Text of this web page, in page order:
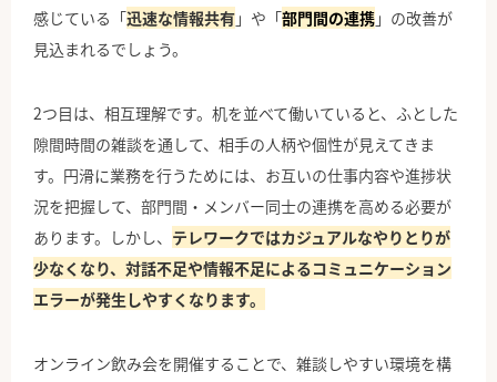
感じている「迅速な情報共有 」や「部門間の連携 」の改善が
見込まれるでしょう。
2つ目は、相互理解です。机を並べて働いていると、ふとした
隙間時間の雑談を通して、相手の人柄や個性が見えてきま
す。円滑に業務を行うためには、お互いの仕事内容や進捗状
況を把握して、部門間・メンバー同士の連携を高める必要が
あります。しかし、 テレワークではカジュアルなやりとりが
少なくなり、対話不足や情報不足によるコミュニケーション
エラーが発生しやすくなります。
オンライン飲み会を開催することで、雑談しやすい環境を構